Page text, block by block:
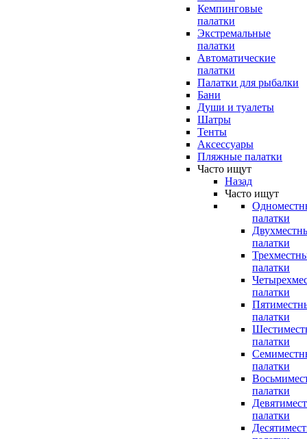
Кемпинговые
палатки
Экстремальные
палатки
Автоматические
палатки
Палатки для рыбалки
Бани
Души и туалеты
Шатры
Тенты
Аксессуары
Пляжные палатки
Часто ищут
Назад
Часто ищут
палатки
палатки
палатки
палатки
палатки
палатки
палатки
палатки
палатки